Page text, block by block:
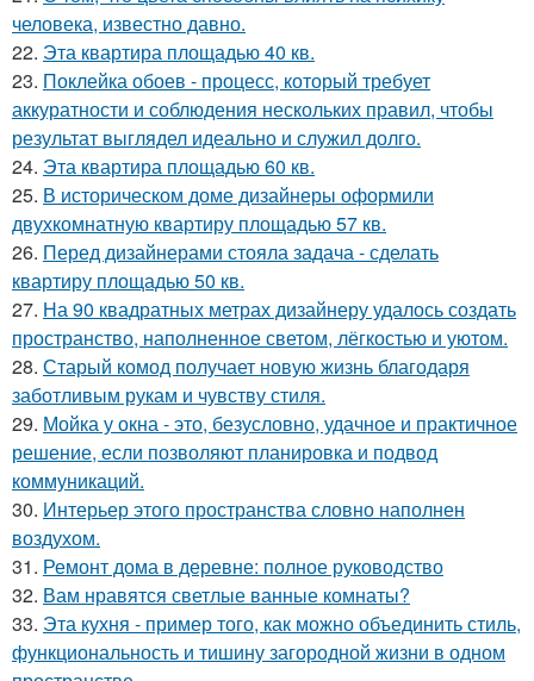
человека, известно давно.
22. Эта квартира площадью 40 кв.
23. Поклейка обоев - процесс, который требует
аккуратности и соблюдения нескольких правил, чтобы
результат выглядел идеально и служил долго.
24. Эта квартира площадью 60 кв.
25. В историческом доме дизайнеры оформили
двухкомнатную квартиру площадью 57 кв.
26. Перед дизайнерами стояла задача - сделать
квартиру площадью 50 кв.
27. На 90 квадратных метрах дизайнеру удалось создать
пространство, наполненное светом, лёгкостью и уютом.
28. Старый комод получает новую жизнь благодаря
заботливым рукам и чувству стиля.
29. Мойка у окна - это, безусловно, удачное и практичное
решение, если позволяют планировка и подвод
коммуникаций.
30. Интерьер этого пространства словно наполнен
воздухом.
31. Ремонт дома в деревне: полное руководство
32. Вам нравятся светлые ванные комнаты?
33. Эта кухня - пример того, как можно объединить стиль,
функциональность и тишину загородной жизни в одном